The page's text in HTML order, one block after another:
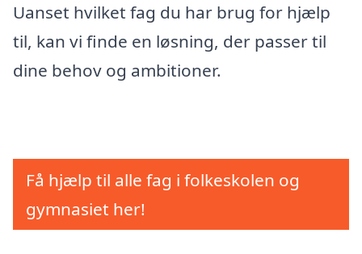
Uanset hvilket fag du har brug for hjælp
til, kan vi finde en løsning, der passer til
dine behov og ambitioner.
Få hjælp til alle fag i folkeskolen og
gymnasiet her!